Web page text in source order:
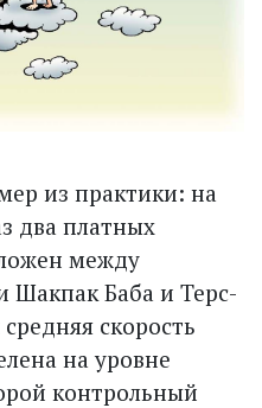
из практики: на
два платных
между
Шакпак Баба и Терс-
скорость
на уровне
контрольный